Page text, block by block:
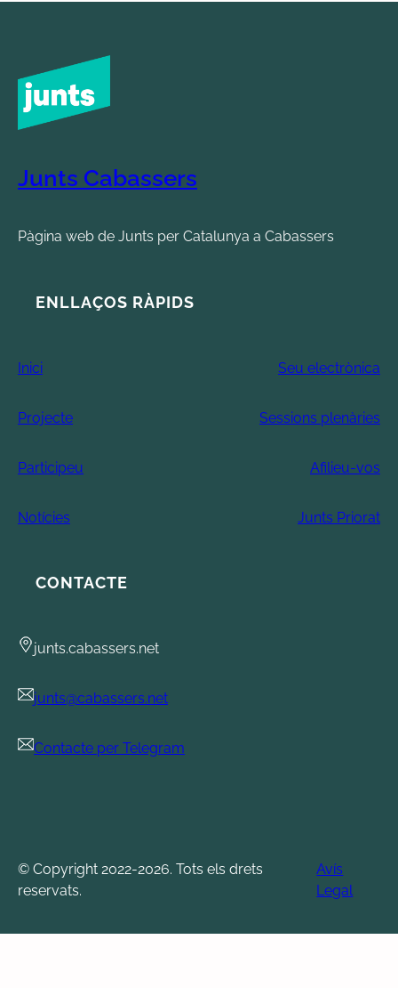
Junts Cabassers
Pàgina web de Junts per Catalunya a Cabassers
ENLLAÇOS RÀPIDS
Inici Seu electrònica
Projecte Sessions plenàries
Participeu Afilieu-vos
Notícies Junts Priorat
CONTACTE
junts.cabassers.net
junts@cabassers.net
Contacte per Telegram
© Copyright 2022-2026. Tots els drets
reservats.
Avís
Legal